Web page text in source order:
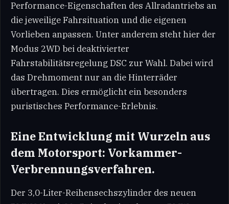
Performance-Eigenschaften des Allradantriebs an
die jeweilige Fahrsituation und die eigenen
Vorlieben anpassen. Unter anderem steht hier der
Modus 2WD bei deaktivierter
Fahrstabilitätsregelung DSC zur Wahl. Dabei wird
das Drehmoment nur an die Hinterräder
übertragen. Dies ermöglicht ein besonders
puristisches Performance-Erlebnis.
Eine Entwicklung mit Wurzeln aus
dem Motorsport: Vorkammer-
Verbrennungsverfahren.
Der 3,0-Liter-Reihensechszylinder des neuen